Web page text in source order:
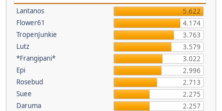
Lantanos
5.622
Flower61
4.174
TropenJunkie
3.763
Lutz
3.579
*Frangipani*
3.022
Epi
2.996
Rosebud
2.713
Suee
2.275
Daruma
2.257